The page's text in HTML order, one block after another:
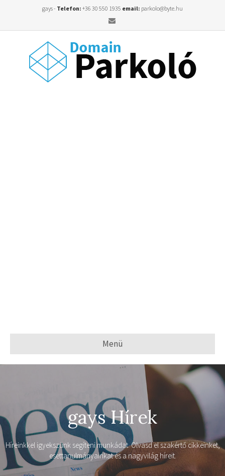
gays - Telefon: +36 30 550 1935 email: parkolo@byte.hu
Email
Menü
gays Hírek
Híreinkkel igyekszünk segíteni munkádat. Olvasd el szakértő cikkeinket,
esettanulmányainkat és a nagyvilág híreit.